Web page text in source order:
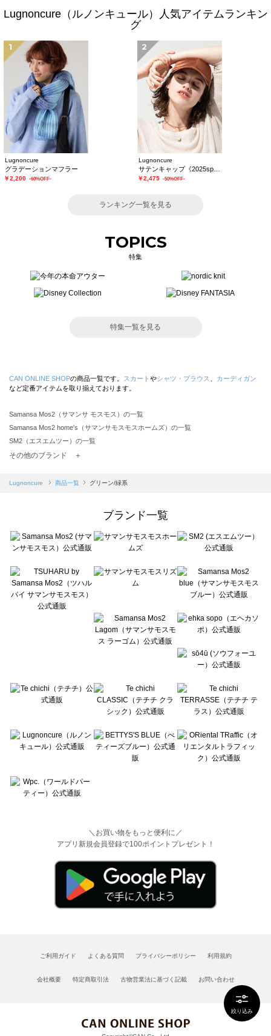
絞り込み
Lugnoncure（ルノンキュール）人気アイテムランキン
グ
1
Lugnoncure
グラデーションマフラー
￥2,200 -60%OFF-
2
Lugnoncure
￥2,475 -50%OFF-
ランキング一覧を見る
TOPICS
特集
特集一覧を見る
CAN ONLINE SHOPの商品一覧です。 スカート やシャツ・ブラウス
カーディガン
など定番アイテムを取り揃えております。
Samansa Mos2（サマンサ モスモス）の一覧
Samansa Mos2 home's（サマンサモスモスホームズ）の一覧
SM2（エスエムツー）の一覧
TSUHARU by Samansa Mos2（ツハルバイサマンサモスモス）の一覧
Samansa Mos2 blue（サマンサモスモス ブルー）の一覧
Te chichi（テチチ）の一覧
Te chichi CLASSIC（テチチ クラシック）の一覧
Lugnoncure（ルノンキュール）の一覧
BETTY'S BLUE（べティーズブルー）の一覧
Wpc.（ワールドパーティー）の一覧
その他のブランド ＋
Lugnoncure 商品一覧 グリーン/緑系
ブランド一覧
＼お買い物をもっと便利に／
アプリ新規会員登録で100ポイントプレゼント！
ご利用ガイド よくある質問 プライバシーポリシー 利用規約
会社概要 特定商取引法 古物営業法に基づく記載 お問い合わせ